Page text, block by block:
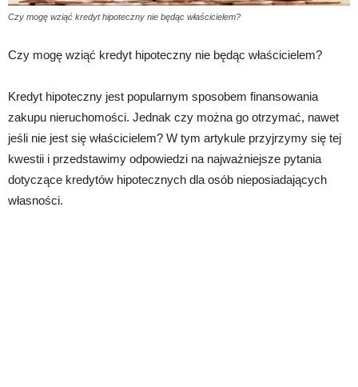
Czy mogę wziąć kredyt hipoteczny nie będąc właścicielem?
Czy mogę wziąć kredyt hipoteczny nie będąc właścicielem?
Kredyt hipoteczny jest popularnym sposobem finansowania
zakupu nieruchomości. Jednak czy można go otrzymać, nawet
jeśli nie jest się właścicielem? W tym artykule przyjrzymy się tej
kwestii i przedstawimy odpowiedzi na najważniejsze pytania
dotyczące kredytów hipotecznych dla osób nieposiadających
własności.